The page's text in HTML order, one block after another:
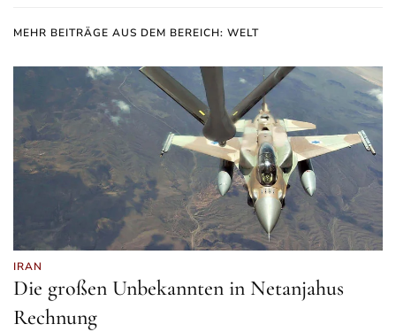
MEHR BEITRÄGE AUS DEM BEREICH: WELT
IRAN
Die großen Unbekannten in Netanjahus
Rechnung